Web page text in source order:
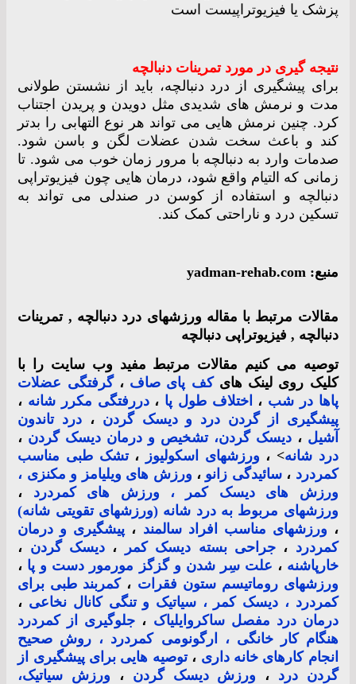
پزشک یا فیزیوتراپیست است
نتیجه گیری در مورد تمرینات دنبالچه
برای پیشگیری از درد دنبالچه، باید از نشستن طولانی
مدت و نرمش های شدیدی مثل دویدن و پریدن اجتناب
کرد. چنین نرمش هایی می تواند هر نوع التهابی را بدتر
کند و باعث سخت شدن عضلات لگن و باسن شود.
صدمات وارد به دنبالچه با مرور زمان خوب می شود. تا
زمانی که التیام واقع شود، درمان هایی چون فیزیوتراپی
دنبالچه و استفاده از کوسن در صندلی می تواند به
تسکین درد و ناراحتی کمک کند.
منبع: yadman-rehab.com
مقالات مرتبط با مقاله ورزشهای درد دنبالچه , تمرینات
دنبالچه , فیزیوتراپی دنبالچه
توصیه می کنیم مقالات مرتبط مفید وب سایت را با
کلیک روی لینک هایکف پای صاف ،گرفتگی عضلات
پاها در شب ، اختلاف طول پا ،دررفتگی مکرر شانه ،
پیشگیری از گردن درد و دیسک گردن ، درد تاندون
آشیل ،دیسک گردن، تشخیص و درمان دیسک گردن ،
درد شانه> ، ورزشهای اسکولیوز ،تشک طبی مناسب
کمردرد ،سائیدگی زانو ، ورزش های ویلیامز و مکنزی ،
ورزش های دیسک کمر ، ورزش های کمردرد ،
ورزشهای مربوط به درد شانه (ورزشهای تقویتی شانه)
، ورزشهای مناسب افراد سالمند ، پیشگیری و درمان
کمردرد ،جراحی بسته دیسک کمر ، دیسک گردن ،
خارپاشنه ، علت سِر شدن و گزگز مورمور دست و پا ،
ورزشهای روماتیسم ستون فقرات ،کمربند طبی برای
کمردرد ، دیسک کمر ، سیاتیک و تنگی کانال نخاعی ،
درمان درد مفصل ساکروایلیاک ، جلوگیری از کمردرد
هنگام کار خانگی ، ارگونومی کمردرد ، روش صحیح
انجام کارهای خانه داری ،توصیه هایی برای پیشگیری از
گردن درد ، ورزش دیسک گردن ، ورزش سیاتیک،